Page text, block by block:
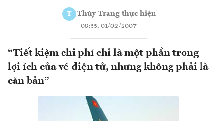
T Thùy Trang thực hiện
08:55, 01/02/2007
“Tiết kiệm chi phí chỉ là một phần trong
lợi ích của vé điện tử, nhưng không phải là
căn bản”